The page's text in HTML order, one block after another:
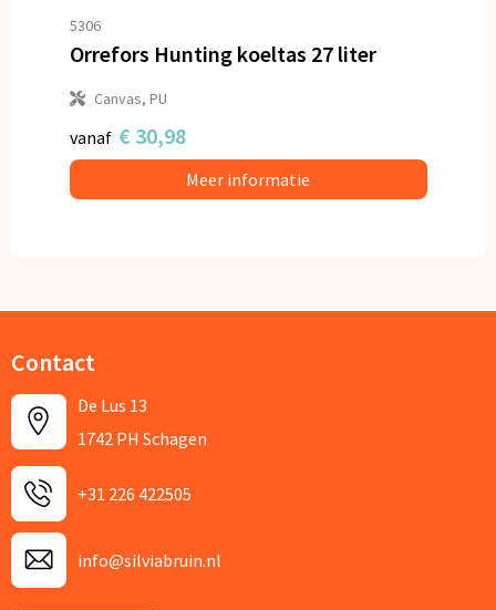
5306
Orrefors Hunting koeltas 27 liter
Canvas, PU
vanaf € 30,98
Meer informatie
Contact
De Lus 13
1742 PH Schagen
+31 226 422505
info@silviabruin.nl